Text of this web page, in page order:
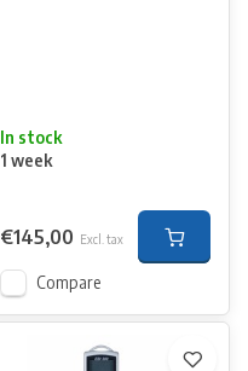
In stock
1 week
€145,00 Excl. tax
Compare